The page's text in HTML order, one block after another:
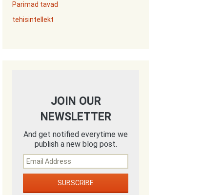
Parimad tavad
tehisintellekt
JOIN OUR
NEWSLETTER
And get notified everytime we
publish a new blog post.